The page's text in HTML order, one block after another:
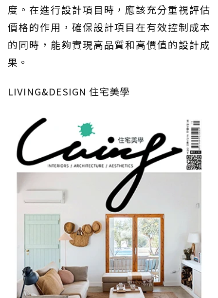
度。在進行設計項目時，應該充分重視評估
價格的作用，確保設計項目在有效控制成本
的同時，能夠實現高品質和高價值的設計成
果。
LIVING&DESIGN 住宅美學